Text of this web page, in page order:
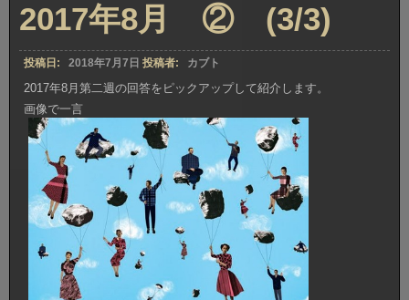
2017年8月 ② (3/3)
投稿日: 2018年7月7日 投稿者: カブト
2017年8月第二週の回答をピックアップして紹介します。
画像で一言